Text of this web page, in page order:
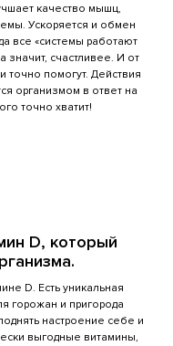
махровое
ткань
широколистный
за свои веники в
качество мышц,
Ускоряется и обмен
все «системы работают
значит, счастливее. И от
точно помогут. Действия
организмом в ответ на
точно хватит!
D, который
D. Есть уникальная
горожан и пригорода
настроение себе и
выгодные витамины,